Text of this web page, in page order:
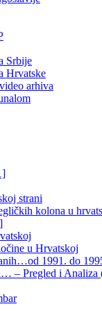
Srbije
Hrvatske
arhiva
strani
kolona u
u Hrvatskoj
1991. do
– Pregled i Analiza